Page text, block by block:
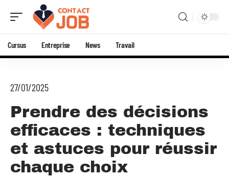
Cursus Entreprise News Travail
27/01/2025
Prendre des décisions
efficaces : techniques
et astuces pour réussir
chaque choix